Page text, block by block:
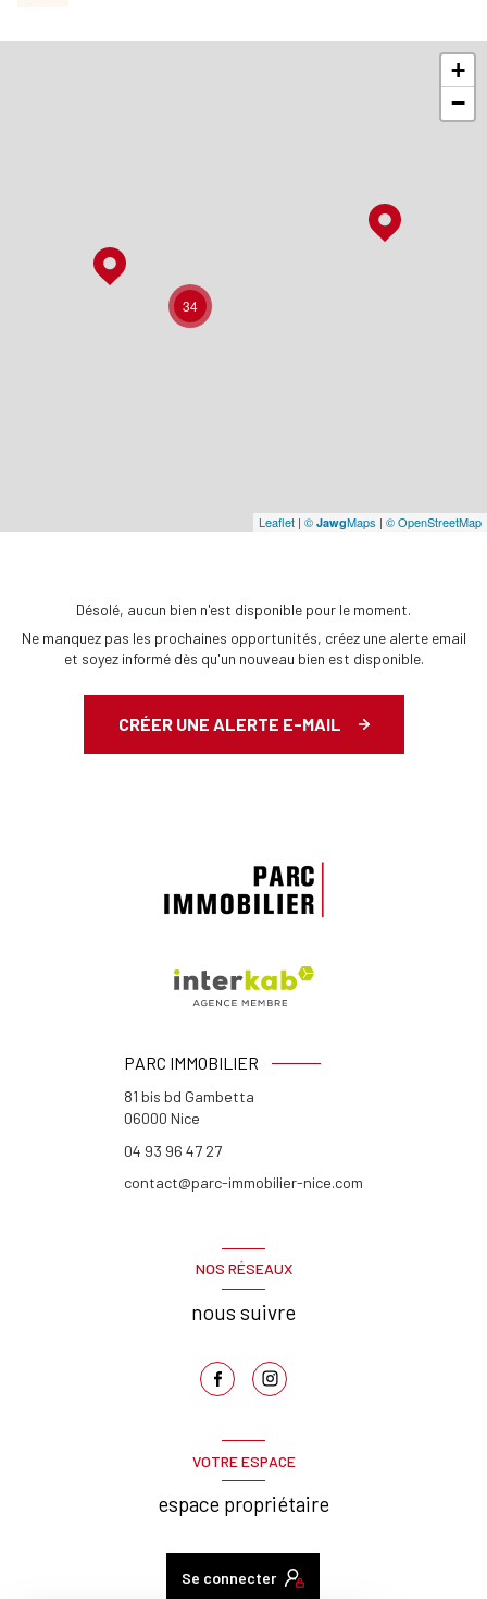
34
+
−
Leaflet | © JawgMaps | © OpenStreetMap
Désolé, aucun bien n'est disponible pour le moment.
Ne manquez pas les prochaines opportunités, créez une alerte email
et soyez informé dès qu'un nouveau bien est disponible.
CRÉER UNE ALERTE E-MAIL
PARC IMMOBILIER
81 bis bd Gambetta
06000 Nice
04 93 96 47 27
contact@parc-immobilier-nice.com
NOS RÉSEAUX
nous suivre
VOTRE ESPACE
espace propriétaire
Se connecter